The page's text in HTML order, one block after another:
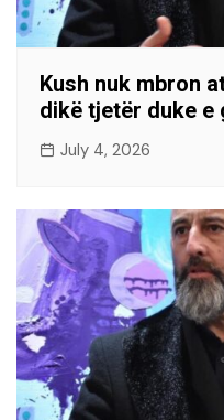
Kush nuk mbron
dikë tjetër duke e
July 4, 2026